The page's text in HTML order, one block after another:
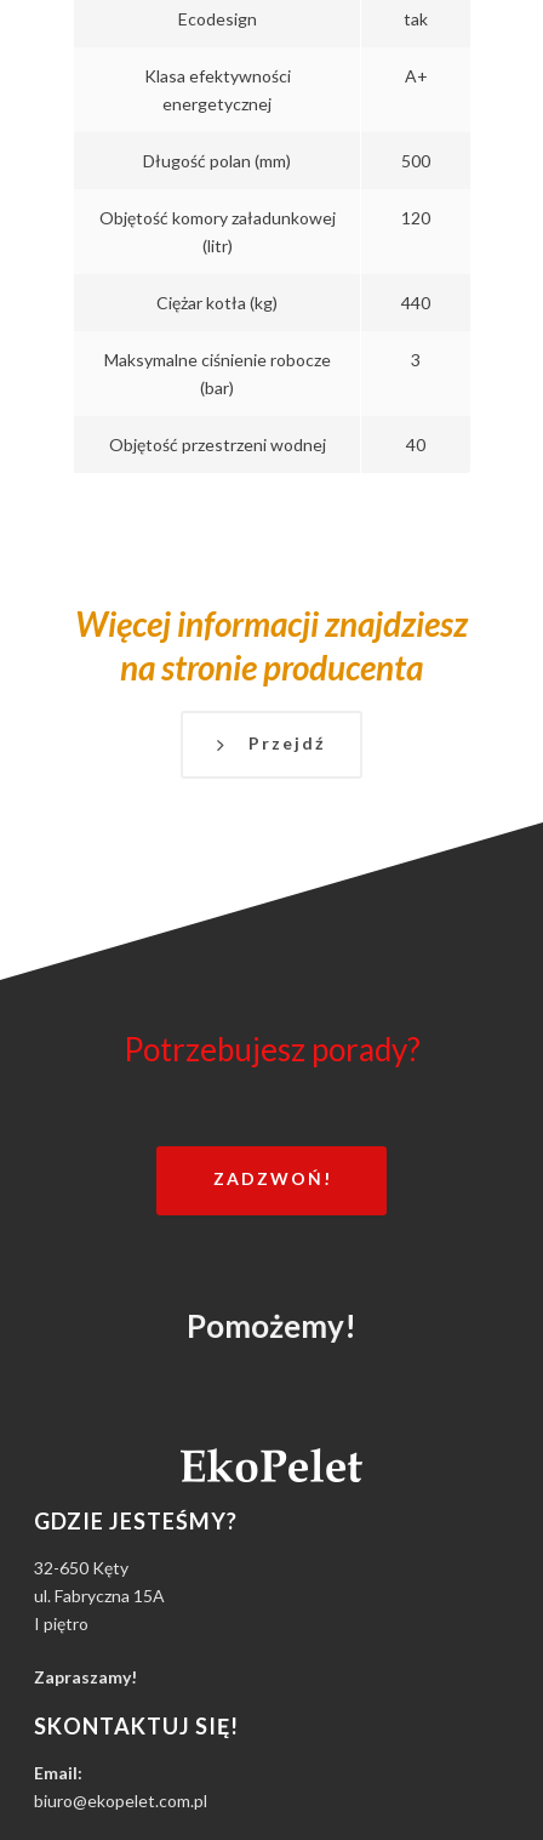
Ecodesign tak
Klasa efektywności
energetycznej
A+
Długość polan (mm) 500
Objętość komory załadunkowej
(litr)
120
Ciężar kotła (kg) 440
Maksymalne ciśnienie robocze
(bar)
3
Objętość przestrzeni wodnej 40
Więcej informacji znajdziesz
na stronie producenta
Przejdź
Potrzebujesz porady?
ZADZWOŃ!
Pomożemy!
GDZIE JESTEŚMY?
32-650 Kęty
ul. Fabryczna 15A
I piętro
Zapraszamy!
SKONTAKTUJ SIĘ!
Email:
biuro@ekopelet.com.pl